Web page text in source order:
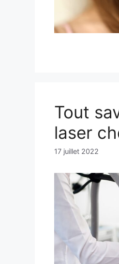
Tout
laser
17 juillet 2022